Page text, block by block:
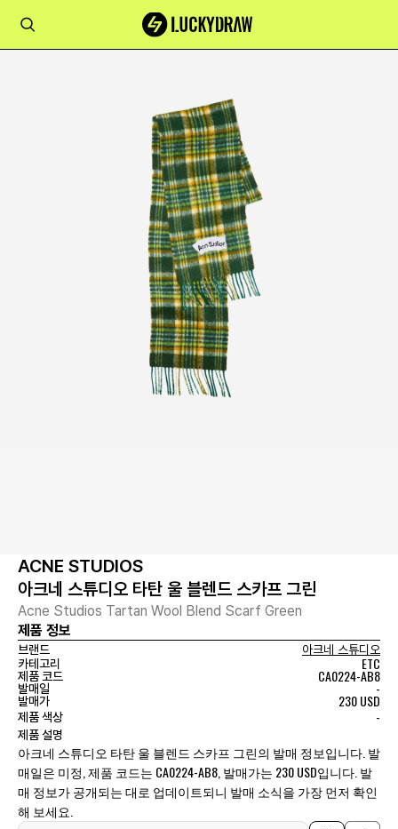
ACNE STUDIOS
아크네 스튜디오 타탄 울 블렌드 스카프 그린
Acne Studios Tartan Wool Blend Scarf Green
제품 정보
브랜드
아크네 스튜디오
카테고리
ETC
제품 코드 CA0224-AB8
발매일 -
발매가 230 USD
제품 색상 -
제품 설명
아크네 스튜디오 타탄 울 블렌드 스카프 그린의 발매 정보입니다. 발
매일은 미정, 제품 코드는 CA0224-AB8, 발매가는 230 USD입니다. 발
매 정보가 공개되는 대로 업데이트되니 발매 소식을 가장 먼저 확인
해 보세요.